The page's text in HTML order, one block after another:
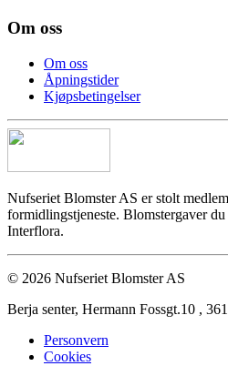
Om oss
Om oss
Åpningstider
Kjøpsbetingelser
Nufseriet Blomster AS er stolt
formidlingstjeneste. Blomstergaver
Interflora.
© 2026 Nufseriet Blomster AS
Berja senter, Hermann Fossgt.10 ,
Personvern
Cookies